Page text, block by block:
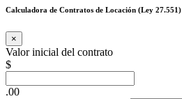
Calculadora de Contratos de Locación (Ley 27.551)
×
Valor inicial del contrato
$
.00